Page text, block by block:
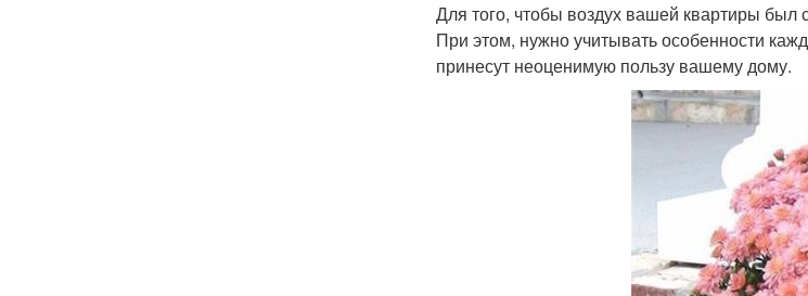
Для того, чтобы воздух вашей квартиры
При этом, нужно учитывать особенности
принесут неоценимую пользу вашему дому.